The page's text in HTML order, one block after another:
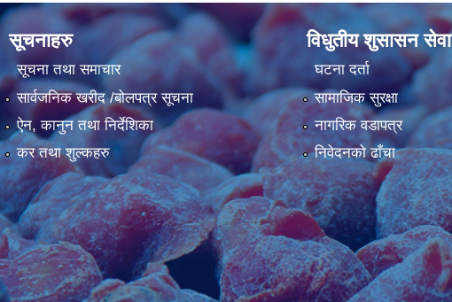
सूचनाहरु
सूचना तथा समाचार
सार्वजनिक खरीद /बोलपत्र सूचना
ऐन, कानुन तथा निर्देशिका
कर तथा शुल्कहरु
विधुतीय शुसासन सेवा
घटना दर्ता
सामाजिक सुरक्षा
नागरिक वडापत्र
निवेदनको ढाँचा